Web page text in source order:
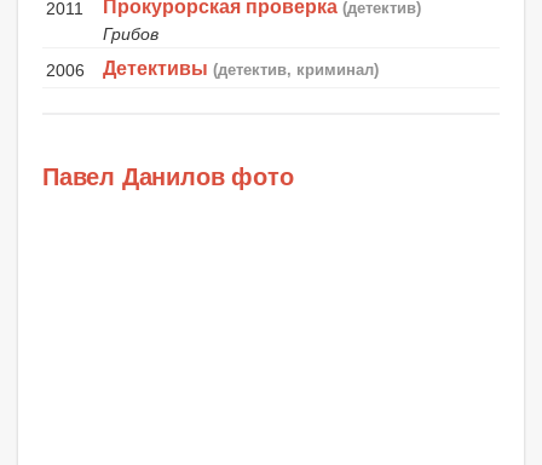
2011 Прокурорская проверка (детектив)
Грибов
2006
Детективы (детектив, криминал)
Павел Данилов фото